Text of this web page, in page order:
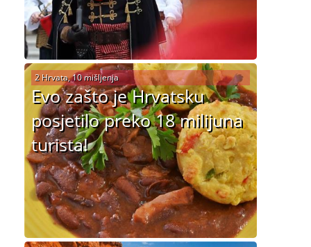
Evo zašto je Hrvatsku
posjetilo preko 18 milijuna
turista!
2 Hrvata, 10 mišljenja